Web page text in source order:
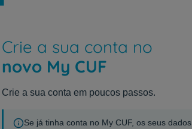
Crie a sua conta no
novo My CUF
Crie a sua conta em poucos passos.
Se já tinha conta no My CUF, os seus dados